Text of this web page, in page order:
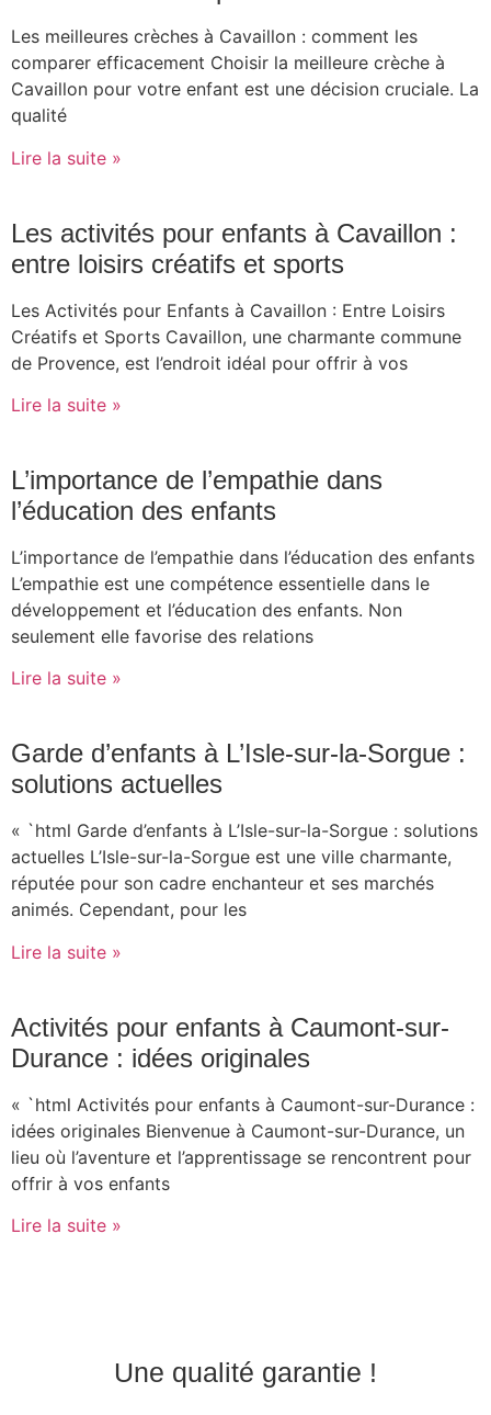
Les meilleures crèches à Cavaillon : comment les
comparer efficacement Choisir la meilleure crèche à
Cavaillon pour votre enfant est une décision cruciale. La
qualité
Lire la suite »
Les activités pour enfants à Cavaillon :
entre loisirs créatifs et sports
Les Activités pour Enfants à Cavaillon : Entre Loisirs
Créatifs et Sports Cavaillon, une charmante commune
de Provence, est l’endroit idéal pour offrir à vos
Lire la suite »
L’importance de l’empathie dans
l’éducation des enfants
L’importance de l’empathie dans l’éducation des enfants
L’empathie est une compétence essentielle dans le
développement et l’éducation des enfants. Non
seulement elle favorise des relations
Lire la suite »
Garde d’enfants à L’Isle-sur-la-Sorgue :
solutions actuelles
« `html Garde d’enfants à L’Isle-sur-la-Sorgue : solutions
actuelles L’Isle-sur-la-Sorgue est une ville charmante,
réputée pour son cadre enchanteur et ses marchés
animés. Cependant, pour les
Lire la suite »
Activités pour enfants à Caumont-sur-
Durance : idées originales
« `html Activités pour enfants à Caumont-sur-Durance :
idées originales Bienvenue à Caumont-sur-Durance, un
lieu où l’aventure et l’apprentissage se rencontrent pour
offrir à vos enfants
Lire la suite »
Une qualité garantie !